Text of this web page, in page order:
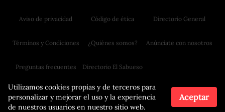
Utilizamos cookies propias y de terceros para
personalizar y mejorar el uso y la experiencia
de nuestros usuarios en nuestro sitio web.
Aceptar
Aviso de privacidad
Términos y Condiciones
Preguntas frecuentes
Código de ética
¿Quiénes somos?
Directorio El Sabueso
Directorio General
Anúnciate con nosotros